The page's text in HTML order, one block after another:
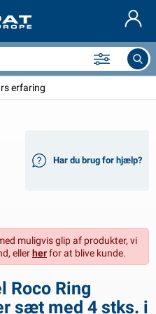
erfaring
Har du brug for hjælp?
muligvis glip af produkter, vi
ellerherfor at blive kunde.
Roco Ring
sæt med 4 stks. i